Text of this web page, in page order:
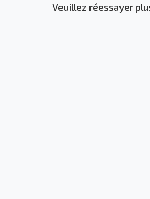
Veuillez réessayer